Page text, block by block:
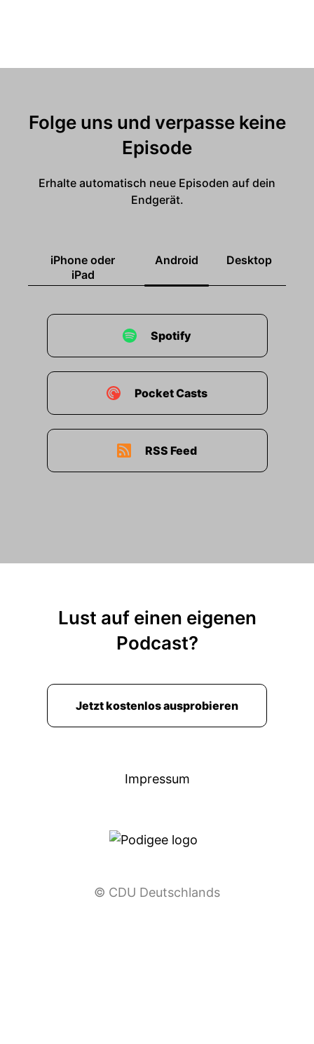
Folge uns und verpasse keine
Episode
Erhalte automatisch neue Episoden auf dein
Endgerät.
iPhone oder
iPad
Android Desktop
Spotify
Pocket Casts
RSS Feed
Lust auf einen eigenen
Podcast?
Jetzt kostenlos ausprobieren
Impressum
© CDU Deutschlands